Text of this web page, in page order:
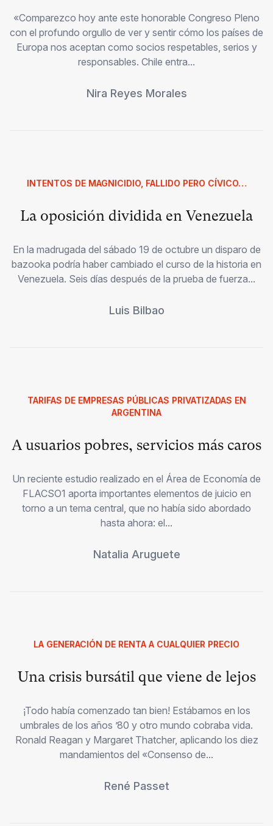
«Comparezco hoy ante este honorable Congreso Pleno
con el profundo orgullo de ver y sentir cómo los países de
Europa nos aceptan como socios respetables, serios y
responsables. Chile entra...
Nira Reyes Morales
INTENTOS DE MAGNICIDIO, FALLIDO PERO CÍVICO…
La oposición dividida en Venezuela
En la madrugada del sábado 19 de octubre un disparo de
bazooka podría haber cambiado el curso de la historia en
Venezuela. Seis días después de la prueba de fuerza...
Luis Bilbao
TARIFAS DE EMPRESAS PÚBLICAS PRIVATIZADAS EN
ARGENTINA
A usuarios pobres, servicios más caros
Un reciente estudio realizado en el Área de Economía de
FLACSO1 aporta importantes elementos de juicio en
torno a un tema central, que no había sido abordado
hasta ahora: el...
Natalia Aruguete
LA GENERACIÓN DE RENTA A CUALQUIER PRECIO
Una crisis bursátil que viene de lejos
¡Todo había comenzado tan bien! Estábamos en los
umbrales de los años ’80 y otro mundo cobraba vida.
Ronald Reagan y Margaret Thatcher, aplicando los diez
mandamientos del «Consenso de...
René Passet